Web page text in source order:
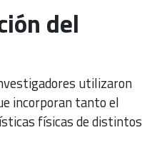
del
utilizaron
incorporan tanto el
físicas de distintos